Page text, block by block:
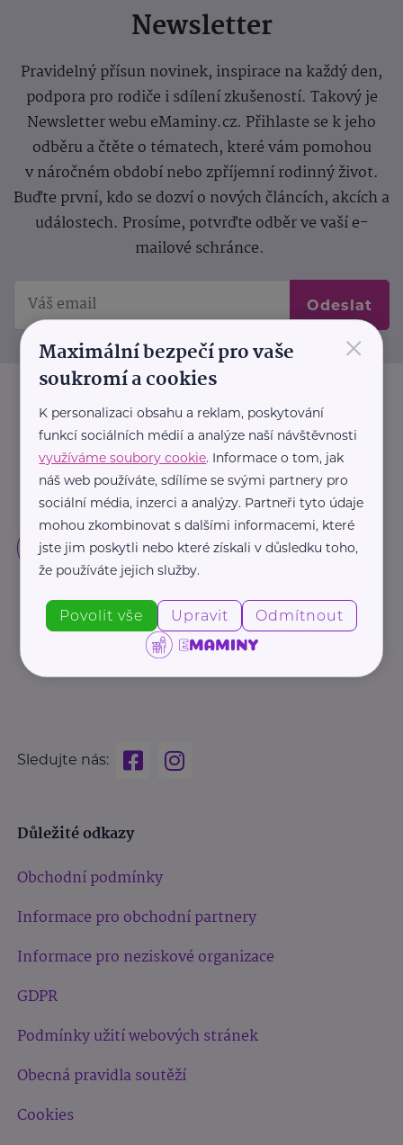
Newsletter
Pravidelný přísun novinek, inspirace na každý den,
podpora pro rodiče i sdílení zkušeností. Takový je
Newsletter webu eMaminy.cz. Přihlaste se k jeho
odběru a čtěte o tématech, které vám pomohou
v náročném období nebo zpříjemní rodinný život.
Buďte první, kdo se dozví o nových článcích, akcích a
událostech. Prosíme, potvrďte odběr ve vaší e-
mailové schránce.
Odeslat
Sledujte nás:
Důležité odkazy
Obchodní podmínky
Informace pro obchodní partnery
Informace pro neziskové organizace
GDPR
Podmínky užití webových stránek
Obecná pravidla soutěží
Cookies
×
Maximální bezpečí pro vaše
soukromí a cookies
K personalizaci obsahu a reklam, poskytování
funkcí sociálních médií a analýze naší návštěvnosti
využíváme soubory cookie. Informace o tom, jak
náš web používáte, sdílíme se svými partnery pro
sociální média, inzerci a analýzy. Partneři tyto údaje
mohou zkombinovat s dalšími informacemi, které
jste jim poskytli nebo které získali v důsledku toho,
že používáte jejich služby.
Povolit vše Upravit Odmítnout